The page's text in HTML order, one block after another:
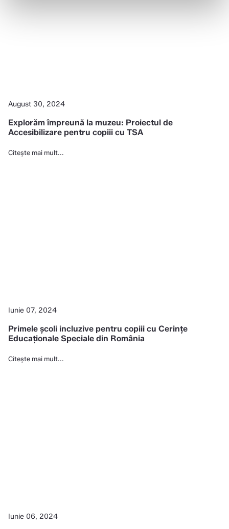
August 30, 2024
Explorăm împreună la muzeu: Proiectul de
Accesibilizare pentru copiii cu TSA
Citește mai mult...
Iunie 07, 2024
Primele școli incluzive pentru copiii cu Cerințe
Educaționale Speciale din România
Citește mai mult...
Iunie 06, 2024